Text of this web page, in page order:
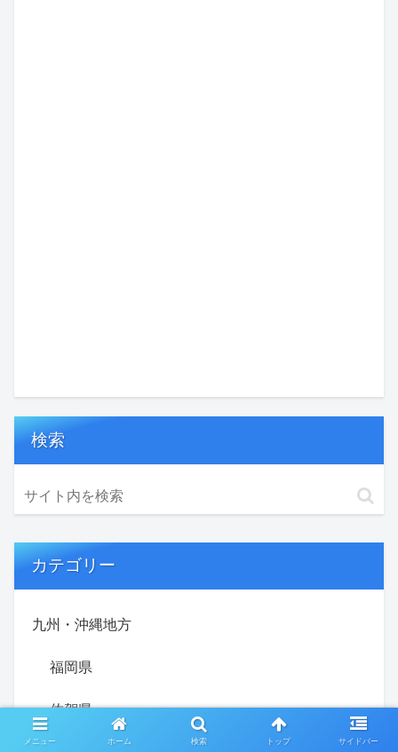
検索
カテゴリー
九州・沖縄地方
福岡県
佐賀県
メニュー ホーム 検索 トップ サイドバー